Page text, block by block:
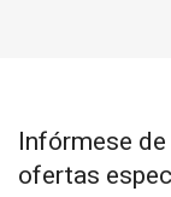
Infórmese
ofertas